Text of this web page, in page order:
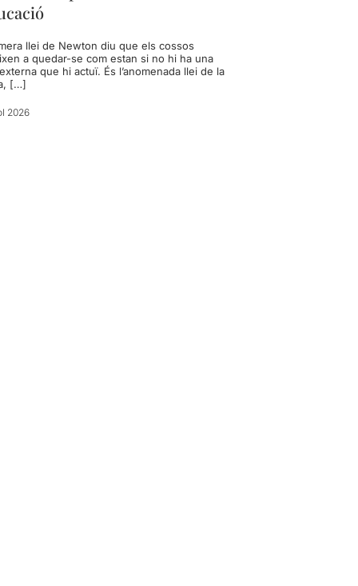
llei de Newton diu que els cossos
a quedar-se com estan si no hi ha una
que hi actuï. És l’anomenada llei de la
[…]
2026